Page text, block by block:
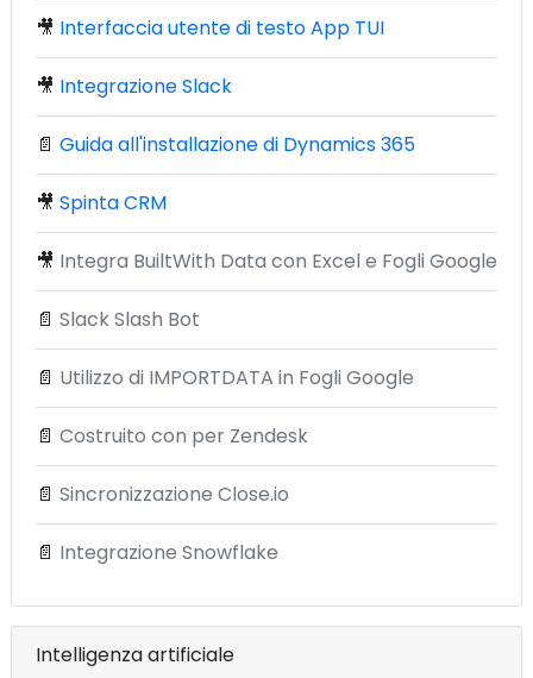
🎥 Interfaccia utente di testo App TUI
🎥 Integrazione Slack
📄 Guida all'installazione di Dynamics 365
🎥 Spinta CRM
🎥 Integra BuiltWith Data con Excel e Fogli Google
📄 Slack Slash Bot
📄 Utilizzo di IMPORTDATA in Fogli Google
📄 Costruito con per Zendesk
📄 Sincronizzazione Close.io
📄 Integrazione Snowflake
Intelligenza artificiale